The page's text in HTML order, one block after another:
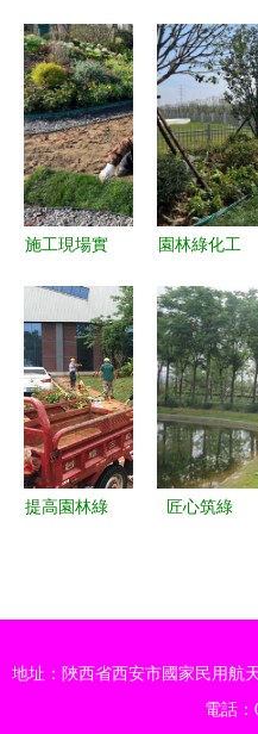
園林綠化與
體育設施工
程進度紀實
（2016.4）
育場地與園
林綠化的融
合之美
施工現場實
林綠化工程
的魅力
園林綠化工
現場實拍看
生態美學的
誕生
提高園林綠
工程施工的
匠心筑綠
場地設施優
質工程巡禮
地址：陜西省西安市國家民用航
電話